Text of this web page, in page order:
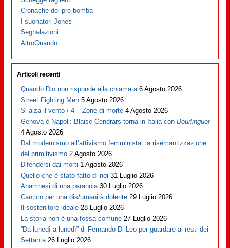
Cronache del pre-bomba
I suonatori Jones
Segnalazioni
AltroQuando
Articoli recenti
Quando Dio non risponde alla chiamata 6 Agosto 2026
Street Fighting Men 5 Agosto 2026
Si alza il vento / 4 – Zone di morte 4 Agosto 2026
Genova è Napoli: Blaise Cendrars torna in Italia conBourlinguer
4 Agosto 2026
Dal modernismo all’attivismo femminista: la risemantizzazione
del primitivismo 2 Agosto 2026
Difendersi dai morti 1 Agosto 2026
Quello che è stato fatto di noi 31 Luglio 2026
Anamnesi di una paranoia 30 Luglio 2026
Cantico per una dis/umanità dolente 29 Luglio 2026
Il sostenitore ideale 28 Luglio 2026
La storia non è una fossa comune 27 Luglio 2026
“Da lunedì a lunedì” di Fernando Di Leo per guardare ai resti dei
Settanta 26 Luglio 2026